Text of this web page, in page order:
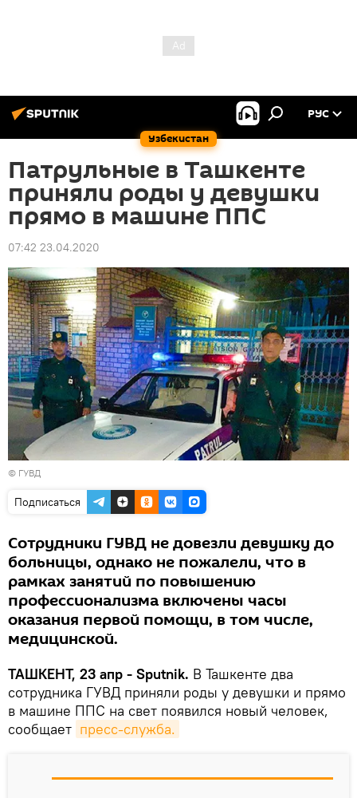
Узбекистан
РУС
Патрульные в Ташкенте
приняли роды у девушки
прямо в машине ППС
07:42 23.04.2020
© ГУВД
Подписаться
Сотрудники ГУВД не довезли девушку до
больницы, однако не пожалели, что в
рамках занятий по повышению
профессионализма включены часы
оказания первой помощи, в том числе,
медицинской.
ТАШКЕНТ, 23 апр - Sputnik. В Ташкенте два
сотрудника ГУВД приняли роды у девушки и прямо
в машине ППС на свет появился новый человек,
сообщает пресс-служба.